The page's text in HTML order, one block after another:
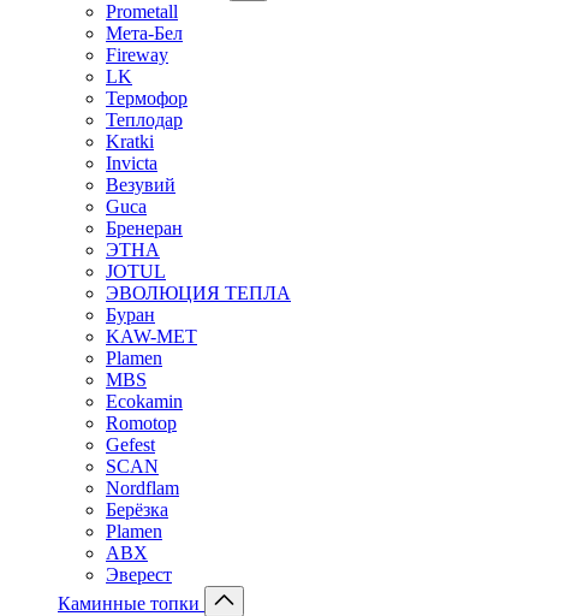
Prometall
Мета-Бел
Fireway
LK
Термофор
Теплодар
Kratki
Invicta
Везувий
Guca
Бренеран
ЭТНА
JOTUL
ЭВОЛЮЦИЯ ТЕПЛА
Буран
KAW-MET
Plamen
MBS
Ecokamin
Romotop
Gefest
SCAN
Nordflam
Берёзка
Plamen
ABX
Эверест
Каминные топки